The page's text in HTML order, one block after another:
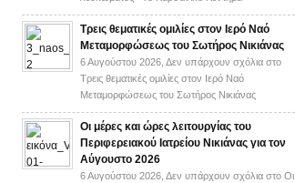
Τρεις θεματικές ομιλίες στον Ιερό Ναό
Μεταμορφώσεως του Σωτήρος Νικιάνας
6 Αυγούστου 2026, Δεν υπάρχουν σχόλια στο
Τρεις θεματικές ομιλίες στον Ιερό Ναό
Μεταμορφώσεως του Σωτήρος Νικιάνας
Οι μέρες και ώρες λειτουργίας του
Περιφερειακού Ιατρείου Νικιάνας για τον
Αύγουστο 2026
6 Αυγούστου 2026, Δεν υπάρχουν σχόλια στο Οι